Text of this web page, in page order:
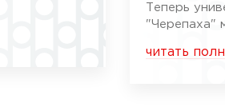
Теперь
"Черепаха"
читать